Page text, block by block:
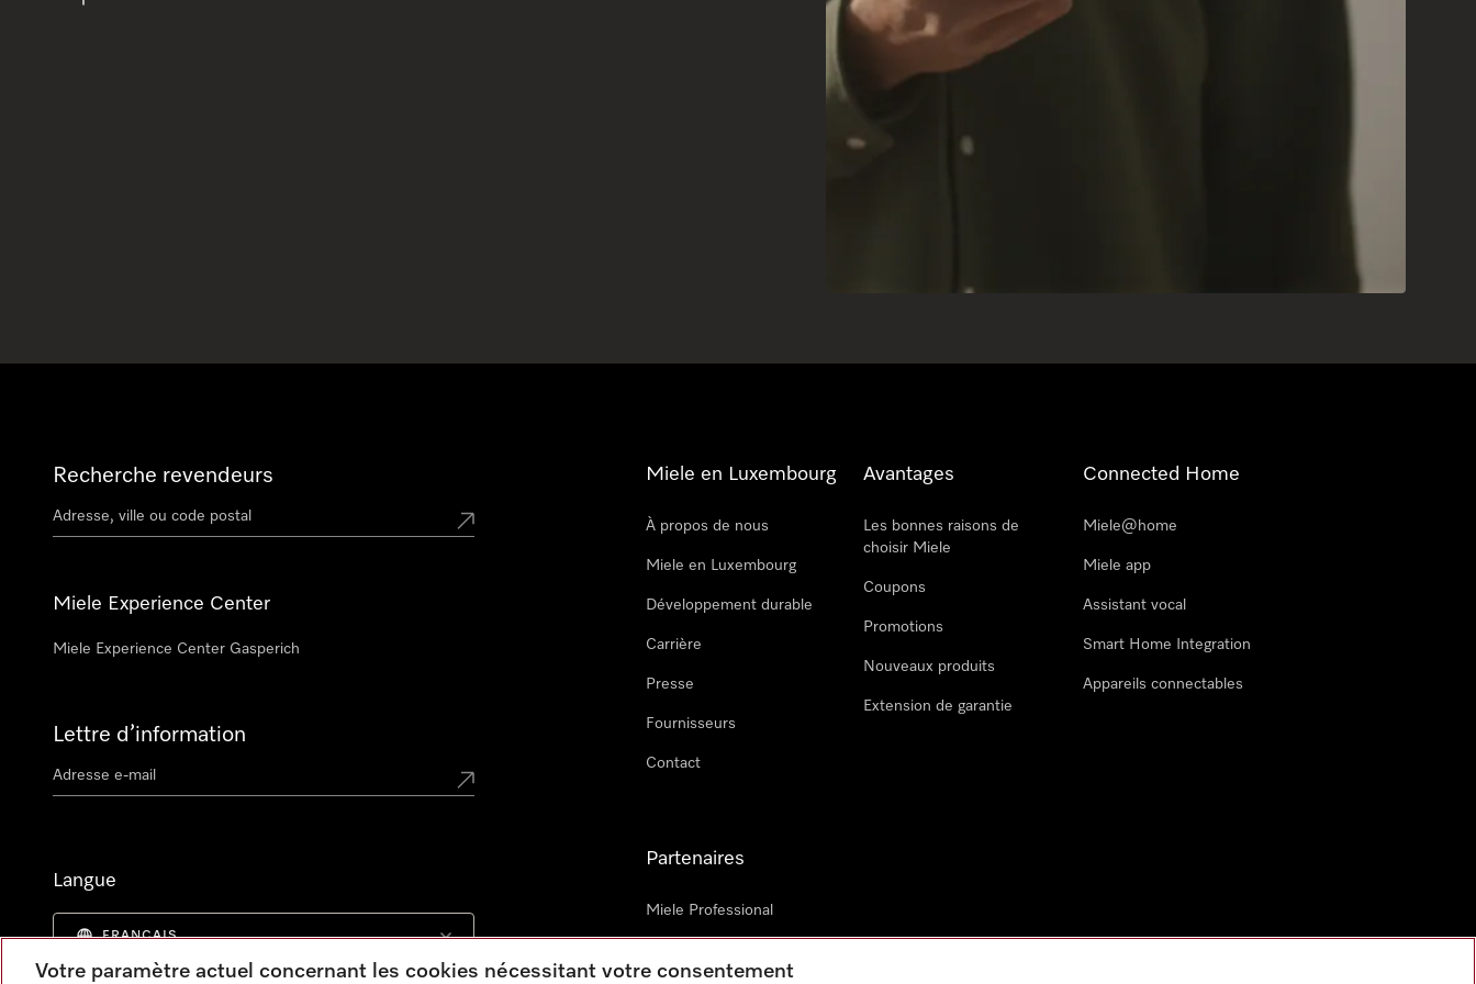
Recherche revendeurs
Miele Experience Center
Miele Experience Center Gasperich
Lettre d’information
Langue
FRANÇAIS
Miele en Luxembourg
À propos de nous
Miele en Luxembourg
Développement durable
Carrière
Presse
Fournisseurs
Contact
Avantages
Les bonnes raisons de
choisir Miele
Coupons
Promotions
Nouveaux produits
Extension de garantie
Connected Home
Miele@home
Miele app
Assistant vocal
Smart Home Integration
Appareils connectables
Partenaires
Miele Professional
Votre paramètre actuel concernant les cookies nécessitant votre consentement